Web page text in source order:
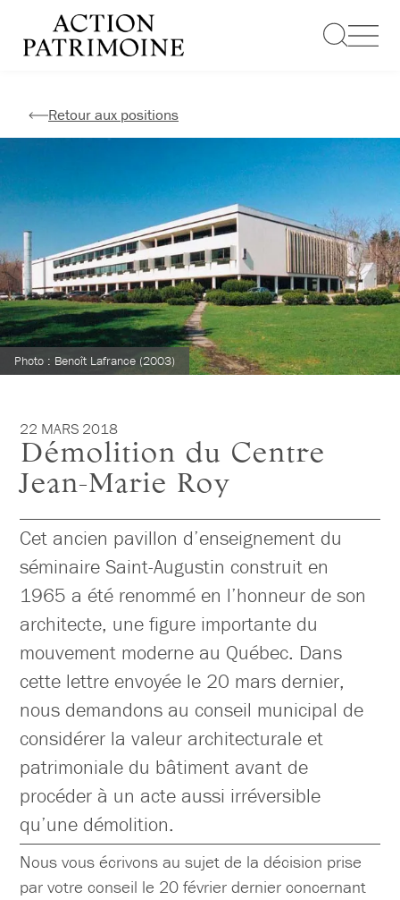
contenu
Retour aux positions
Photo : Benoît Lafrance (2003)
22 MARS 2018
Démolition du Centre
Jean-Marie Roy
Cet ancien pavillon d’enseignement du
séminaire Saint-Augustin construit en
1965 a été renommé en l’honneur de son
architecte, une figure importante du
mouvement moderne au Québec. Dans
cette lettre envoyée le 20 mars dernier,
nous demandons au conseil municipal de
considérer la valeur architecturale et
patrimoniale du bâtiment avant de
procéder à un acte aussi irréversible
qu’une démolition.
Nous vous écrivons au sujet de la décision prise
par votre conseil le 20 février dernier concernant